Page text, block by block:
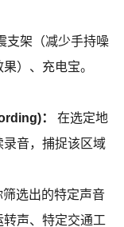
支架（减少手持噪
）、充电宝。
：
在选定地
录音，捕捉该区域
筛选出的特定声音
声、特定交通工